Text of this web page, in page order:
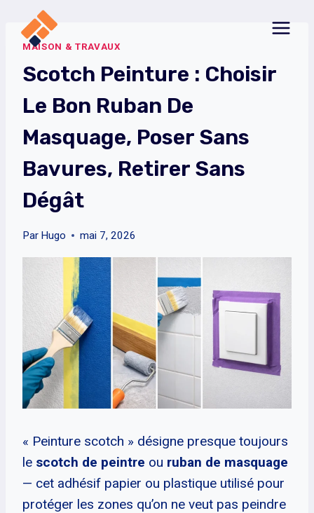
contenuMAISON & TRAVAUX
Scotch Peinture : Choisir
Le Bon Ruban De
Masquage, Poser Sans
Bavures, Retirer Sans
Dégât
Par Hugo mai 7, 2026
« Peinture scotch » désigne presque toujours
le scotch de peintre ou ruban de masquage
— cet adhésif papier ou plastique utilisé pour
protéger les zones qu’on ne veut pas peindre